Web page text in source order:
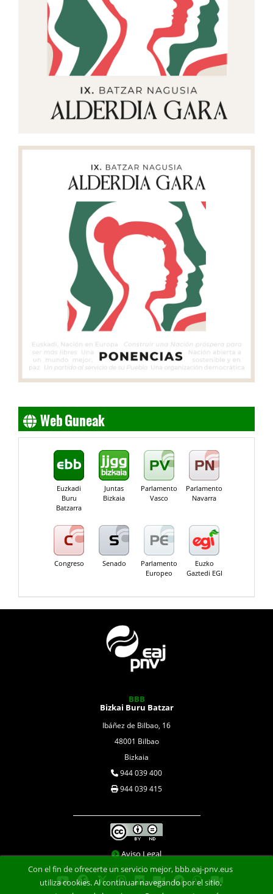
Web Guneak
Euzkadi
Buru
Batzarra
Juntas
Bizkaia
Parlamento
Vasco
Parlamento
Navarra
Congreso Senado
Parlamento
Europeo
Euzko
Gaztedi EGI
BBB
Bizkai Buru Batzar
Ibáñez de Bilbao, 16
48001 Bilbao
Bizkaia
944 039 400
944 039 415
Aviso Legal
Con el fin de ofrecerte un servicio mejor, bbb.eaj-pnv.eus
utiliza cookies. Al continuar navegando por el sitio,